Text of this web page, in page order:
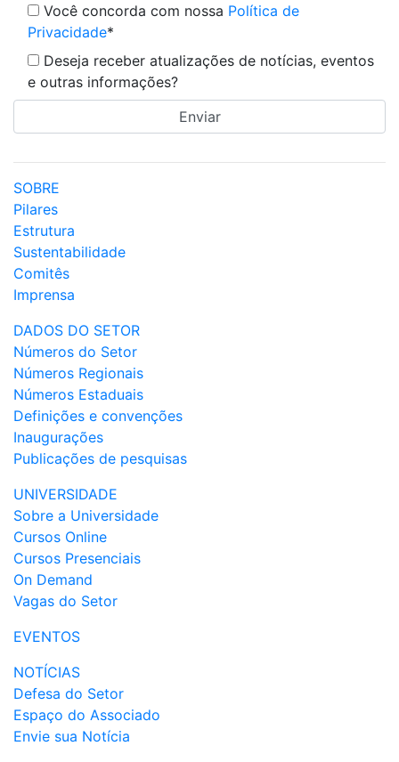
Você concorda com nossa Política de
Privacidade*
Deseja receber atualizações de notícias, eventos
e outras informações?
SOBRE
Pilares
Estrutura
Sustentabilidade
Comitês
Imprensa
DADOS DO SETOR
Números do Setor
Números Regionais
Números Estaduais
Definições e convenções
Inaugurações
Publicações de pesquisas
UNIVERSIDADE
Sobre a Universidade
Cursos Online
Cursos Presenciais
On Demand
Vagas do Setor
EVENTOS
NOTÍCIAS
Defesa do Setor
Espaço do Associado
Envie sua Notícia